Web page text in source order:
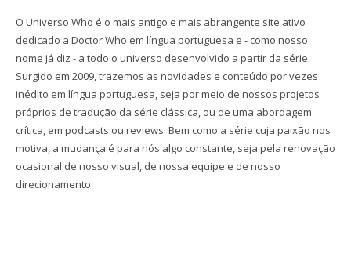
O Universo Who é o mais antigo e mais abrangente site ativo
dedicado a Doctor Who em língua portuguesa e - como nosso
nome já diz - a todo o universo desenvolvido a partir da série.
Surgido em 2009, trazemos as novidades e conteúdo por vezes
inédito em língua portuguesa, seja por meio de nossos projetos
próprios de tradução da série clássica, ou de uma abordagem
crítica, em podcasts ou reviews. Bem como a série cuja paixão nos
motiva, a mudança é para nós algo constante, seja pela renovação
ocasional de nosso visual, de nossa equipe e de nosso
direcionamento.